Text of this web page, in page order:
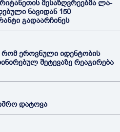
მესაზღვრეებმა ლა-
ნავიდან 150
გადაარჩინეს
რომ ეროვნული იდენტობის
შეტევაზე რეაგირება
დატოვა